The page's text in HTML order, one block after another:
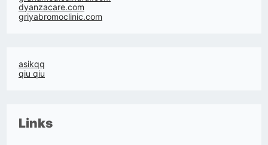
dyanzacare.com
griyabromoclinic.com
asikqq
qiu qiu
Links